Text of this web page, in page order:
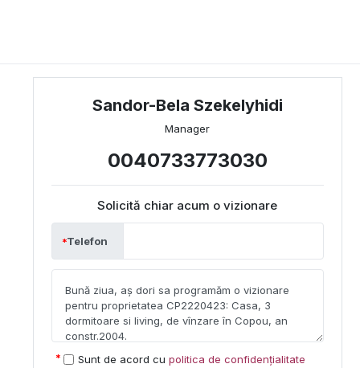
Sandor-Bela Szekelyhidi
Manager
0040733773030
Solicită chiar acum o vizionare
Telefon
Sunt de acord cu politica de confidențialitate